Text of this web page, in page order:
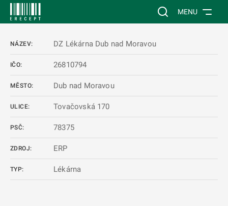
Vyhledávání na
MENU
NÁZEV: DZ Lékárna Dub nad Moravou
IČO: 26810794
MĚSTO: Dub nad Moravou
ULICE: Tovačovská 170
PSČ: 78375
ZDROJ: ERP
TYP: Lékárna